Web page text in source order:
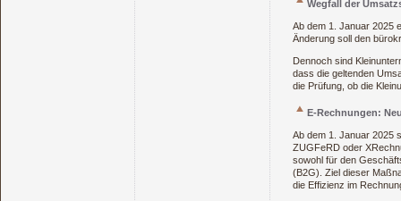
Wegfall der
Ab dem 1. Januar 2025
Änderung soll den
Dennoch sind
dass die geltenden
die Prüfung, ob die
E-Rechnungen:
Ab dem 1. Januar 2025
ZUGFeRD oder
sowohl für den
(B2G). Ziel dieser
die Effizienz im